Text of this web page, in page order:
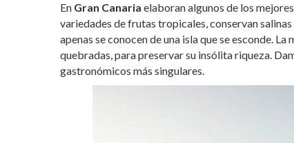
at
s
A
p
e
b
o
o
itt
er
m
p
ar
ti
En Gran Canaria elaboran algunos de los
variedades de frutas tropicales, conservan
apenas se conocen de una isla que se esconde.
quebradas, para preservar su insólita riqueza.
gastronómicos más singulares.